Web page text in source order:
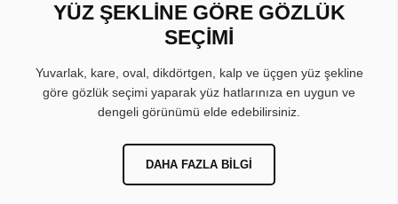
YÜZ ŞEKLİNE GÖRE GÖZLÜK
SEÇİMİ
Yuvarlak, kare, oval, dikdörtgen, kalp ve üçgen yüz şekline
göre gözlük seçimi yaparak yüz hatlarınıza en uygun ve
dengeli görünümü elde edebilirsiniz.
DAHA FAZLA BILGI